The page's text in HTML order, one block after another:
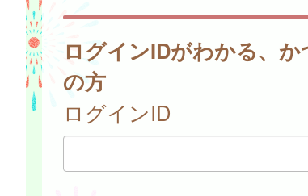
ログインIDがわかる、
の方
ログインID